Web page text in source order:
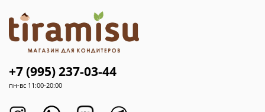
+7 (995) 237-03-44
пн-вс 11:00-20:00